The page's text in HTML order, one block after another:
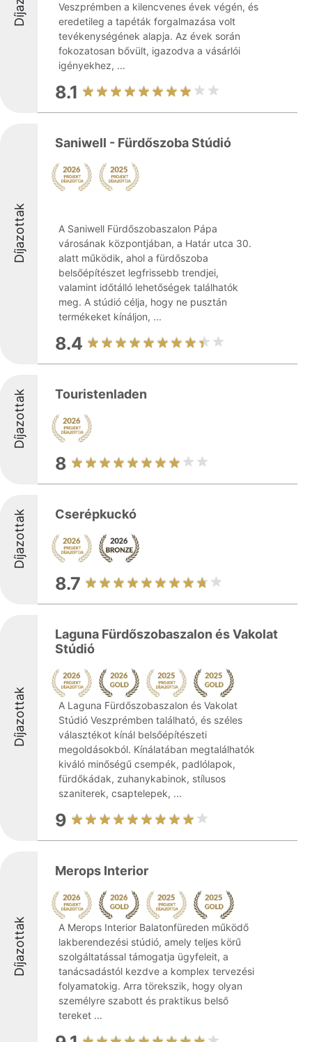
Veszprémben a kilencvenes évek végén, és
eredetileg a tapéták forgalmazása volt
tevékenységének alapja. Az évek során
fokozatosan bővült, igazodva a vásárlói
igényekhez, ...
8.1
Díjazottak
Saniwell - Fürdőszoba Stúdió
A Saniwell Fürdőszobaszalon Pápa
városának központjában, a Határ utca 30.
alatt működik, ahol a fürdőszoba
belsőépítészet legfrissebb trendjei,
valamint időtálló lehetőségek találhatók
meg. A stúdió célja, hogy ne pusztán
termékeket kínáljon, ...
8.4
Díjazottak Touristenladen
8
Díjazottak Cserépkuckó
8.7
Díjazottak
Laguna Fürdőszobaszalon és Vakolat
Stúdió
A Laguna Fürdőszobaszalon és Vakolat
Stúdió Veszprémben található, és széles
választékot kínál belsőépítészeti
megoldásokból. Kínálatában megtalálhatók
kiváló minőségű csempék, padlólapok,
fürdőkádak, zuhanykabinok, stílusos
szaniterek, csaptelepek, ...
9
Díjazottak
Merops Interior
A Merops Interior Balatonfüreden működő
lakberendezési stúdió, amely teljes körű
szolgáltatással támogatja ügyfeleit, a
tanácsadástól kezdve a komplex tervezési
folyamatokig. Arra törekszik, hogy olyan
személyre szabott és praktikus belső
tereket ...